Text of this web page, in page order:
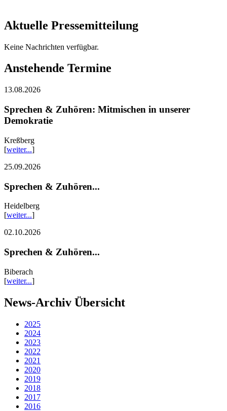
Aktuelle Pressemitteilung
Keine Nachrichten verfügbar.
Anstehende Termine
13.08.2026
Sprechen & Zuhören: Mitmischen in unserer
Demokratie
Kreßberg
[weiter...]
25.09.2026
Sprechen & Zuhören...
Heidelberg
[weiter...]
02.10.2026
Sprechen & Zuhören...
Biberach
[weiter...]
News-Archiv Übersicht
2025
2024
2023
2022
2021
2020
2019
2018
2017
2016